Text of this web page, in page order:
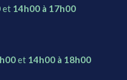
et 14h00 à 17h00
et 14h00 à 18h00